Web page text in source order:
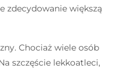
zdecydowanie większą
Chociaż wiele osób
szczęście lekkoatleci,